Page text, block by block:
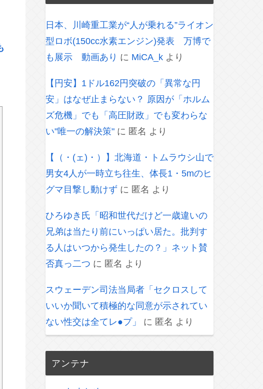
日本、川崎重工業が“人が乗れる”ライオン
型ロボ(150cc水素エンジン)発表 万博で
も展示 動画あり に MiCA_k より
【円安】1ドル162円突破の「異常な円
安」はなぜ止まらない？ 原因が「ホルム
ズ危機」でも「高圧財政」でも変わらな
い"唯一の解決策" に 匿名 より
【（・(ェ)・）】北海道・トムラウシ山で
男女4人が一時立ち往生、体長1・5mのヒ
グマ目撃し動けず に 匿名 より
ひろゆき氏「昭和世代だけど一歳違いの
兄弟は当たり前にいっぱい居た。批判す
る人はいつから発生したの？」ネット賛
否真っ二つ に 匿名 より
スウェーデン司法当局者「セクロスして
いいか聞いて積極的な同意が示されてい
ない性交は全てレ●プ」
に 匿名 より
アンテナ